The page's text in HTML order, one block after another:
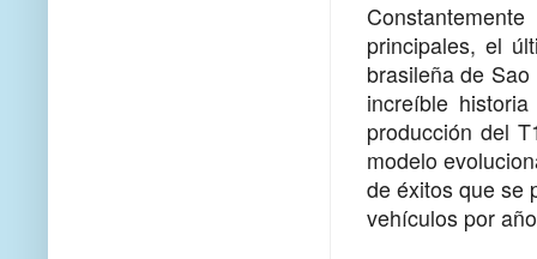
principales, el
brasileña de
increíble
producción del
modelo
de éxitos que se
vehículos por